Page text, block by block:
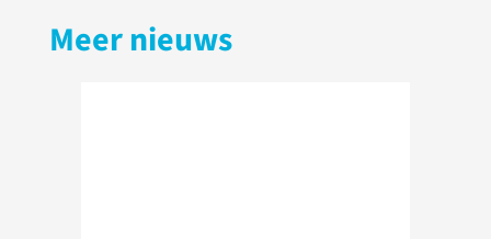
Meer nieuws